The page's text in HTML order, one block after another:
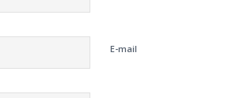
E-mail